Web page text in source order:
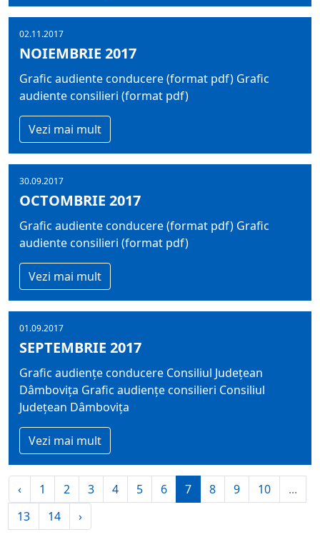
02.11.2017
NOIEMBRIE 2017
Grafic audiente conducere (format pdf) Grafic
audiente consilieri (format pdf)
Vezi mai mult
30.09.2017
OCTOMBRIE 2017
Grafic audiente conducere (format pdf) Grafic
audiente consilieri (format pdf)
Vezi mai mult
01.09.2017
SEPTEMBRIE 2017
Grafic audiențe conducere Consiliul Județean
Dâmbovița Grafic audiențe consilieri Consiliul
Județean Dâmbovița
Vezi mai mult
‹ 1 2 3 4 5 6 7 8 9 10
...
13
14 ›